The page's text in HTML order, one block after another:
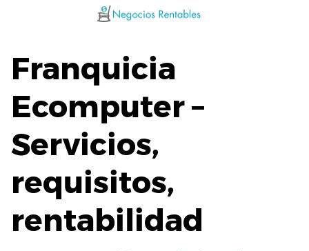
Franquicia
Ecomputer –
Servicios,
requisitos,
rentabilidad